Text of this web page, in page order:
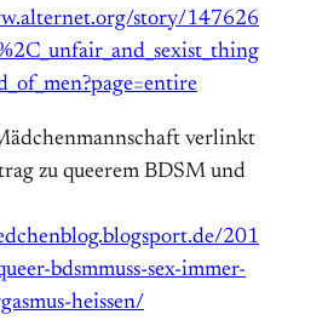
story/147626
verlinkt
zu queerem BDSM und
201
bdsmmuss-sex-immer-
heissen/